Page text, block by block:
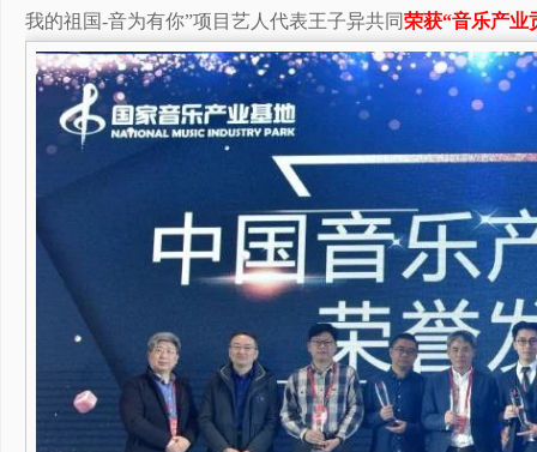
我的祖国-音为有你”项目艺人代表王子异共同荣获“音乐产业